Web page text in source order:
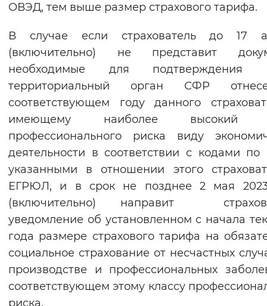
ОВЭД, тем выше размер страхового тарифа.
В случае если страхователь до 17
(включительно) не представит
необходимые для подтверждения
территориальный орган СФР
соответствующем году данного
имеющему наиболее высокий
профессионального риска виду
деятельности в соответствии с кодами
указанными в отношении этого
ЕГРЮЛ, и в срок не позднее 2 мая
(включительно) направит
уведомление об установленном с начала
года размере страхового тарифа на
социальное страхование от несчастных
производстве и профессиональных
соответствующем этому классу
риска.